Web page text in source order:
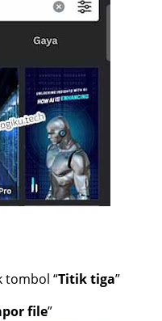
tombol “Titik tiga”
file”